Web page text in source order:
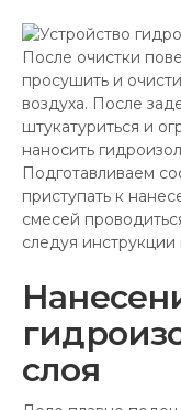
После очистки
просушить и
воздуха. После
штукатуриться и
наносить
Подготавливаем
приступать к
смесей
следуя инструкции
слоя